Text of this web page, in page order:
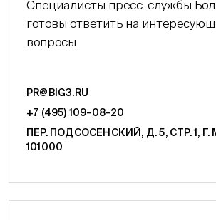
Специалисты пресс-службы
готовы ответить на
вопросы
PR@BIG3.RU
+7 (495) 109-08-20
ПЕР. ПОДСОСЕНСКИЙ, Д. 5, СТР. 1,
101000